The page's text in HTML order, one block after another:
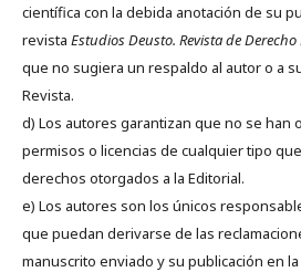
científica con la debida anotación de su
revista Estudios Deusto. Revista de
que no sugiera un respaldo al autor o a
Revista.
d) Los autores garantizan que no se han
permisos o licencias de cualquier tipo
derechos otorgados a la Editorial.
e) Los autores son los únicos
que puedan derivarse de las
manuscrito enviado y su publicación en la